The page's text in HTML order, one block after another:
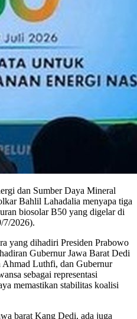
dan Sumber Daya Mineral
Bahlil Lahadalia menyapa tiga
biosolar B50 yang digelar di
7/2026).
yang dihadiri Presiden Prabowo
Gubernur Jawa Barat Dedi
Luthfi, dan Gubernur
sebagai representasi
memastikan stabilitas koalisi
barat Kang Dedi, ada juga